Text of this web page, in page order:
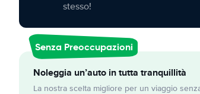
stesso!
Senza Preoccupazioni
Noleggia un’auto in tutta tranquillità
La nostra scelta migliore per un viaggio